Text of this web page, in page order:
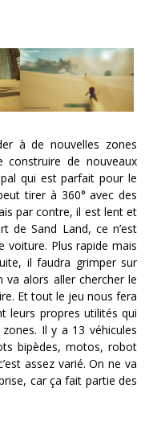
à de nouvelles zones
de nouveaux
qui est parfait pour le
tirer à 360° avec des
par contre, il est lent et
de Sand Land, ce n’est
voiture. Plus rapide mais
il faudra grimper sur
va alors aller chercher le
Et tout le jeu nous fera
leurs propres utilités qui
Il y a 13 véhicules
bipèdes, motos, robot
assez varié. On ne va
car ça fait partie des